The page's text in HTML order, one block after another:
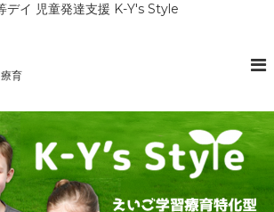
デイ 児童発達支援 K-Y's Style
育